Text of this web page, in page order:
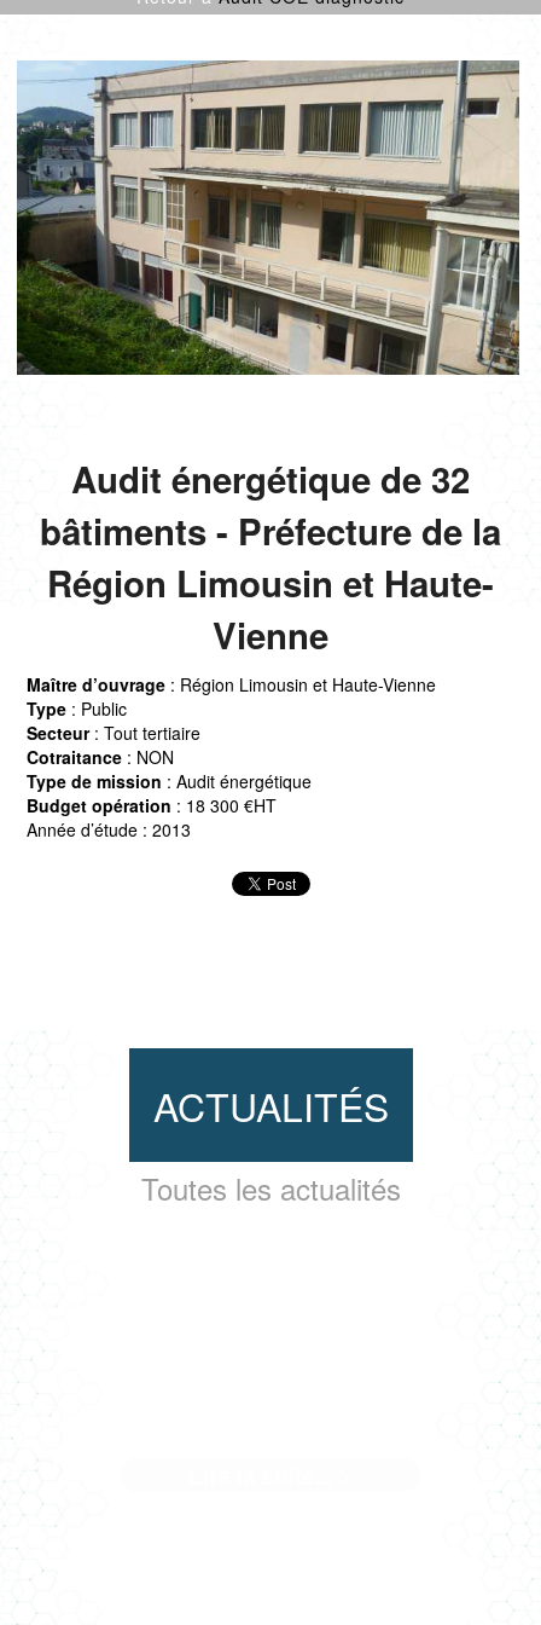
CULTURE SPORT
ENFANCE
LOGEMENTS
ENR
NEUF
PROJETS CERTIFIÉS
RÉNOVATION
SANTÉ
TERTIAIRE
Audit énergétique de 32
bâtiments - Préfecture de la
Région Limousin et Haute-
Vienne
Maître d’ouvrage : Région Limousin et Haute-Vienne
Type : Public
Secteur: Tout tertiaire
Cotraitance : NON
Type de mission : Audit énergétique
Budget opération : 18 300 €HT
Année d’étude : 2013
ACTUALITÉS
Toutes les actualités
LE PROJET RU CHAMPLAIN À